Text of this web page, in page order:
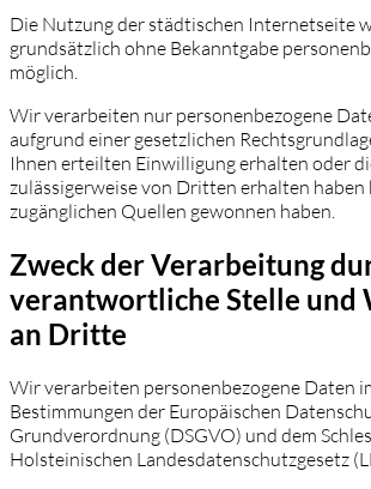
Die Nutzung der städtischen Internetseite
grundsätzlich ohne Bekanntgabe
möglich.
Wir verarbeiten nur personenbezogene
aufgrund einer gesetzlichen
Ihnen erteilten Einwilligung erhalten oder
zulässigerweise von Dritten erhalten haben
zugänglichen Quellen gewonnen haben.
Zweck der Verarbeitung
verantwortliche Stelle und
an Dritte
Wir verarbeiten personenbezogene Daten
Bestimmungen der Europäischen
Grundverordnung (DSGVO) und dem
Holsteinischen Landesdatenschutzgesetz